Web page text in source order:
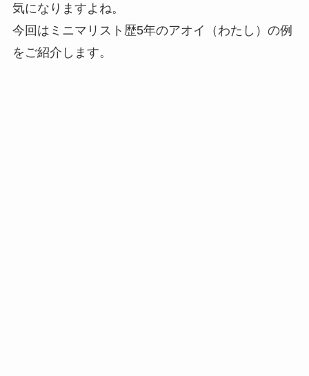
気になりますよね。
今回はミニマリスト歴5年のアオイ（わたし）の例
をご紹介します。